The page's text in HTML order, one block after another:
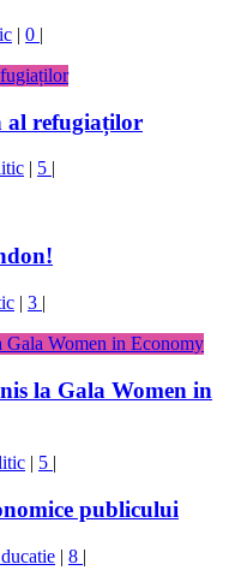
| 0 |
al refugiaților
| 5 |
| 3 |
la Gala Women in
| 5 |
publicului
| 8 |